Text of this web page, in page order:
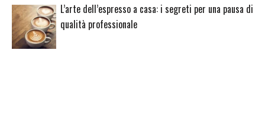
L’arte dell’espresso a casa: i segreti per una pausa di
qualità professionale